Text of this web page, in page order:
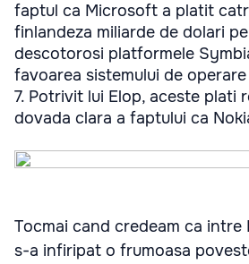
faptul ca Microsoft a platit
finlandeza miliarde de dolari
descotorosi platformele
favoarea sistemului de
7. Potrivit lui Elop, aceste plati
dovada clara a faptului ca
Tocmai cand credeam ca
s-a infiripat o frumoasa